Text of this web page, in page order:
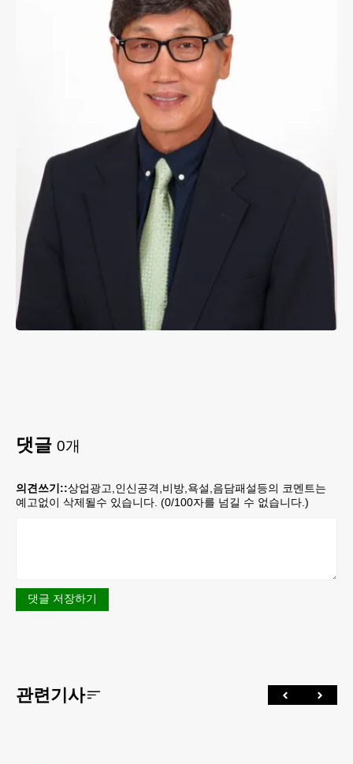
댓글 0개
의견쓰기::상업광고,인신공격,비방,욕설,음담패설등의 코멘트는
예고없이 삭제될수 있습니다. (0/100자를 넘길 수 없습니다.)
댓글 저장하기
관련기사